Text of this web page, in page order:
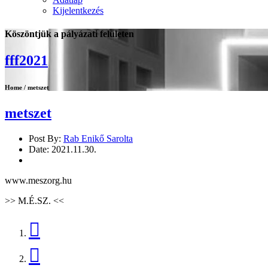
Kijelentkezés
Köszöntjük a pályázati felületen
fff2021
Home / metszet
metszet
Post By: Rab Enikő Sarolta
Date: 2021.11.30.
www.meszorg.hu
>> M.É.SZ. <<